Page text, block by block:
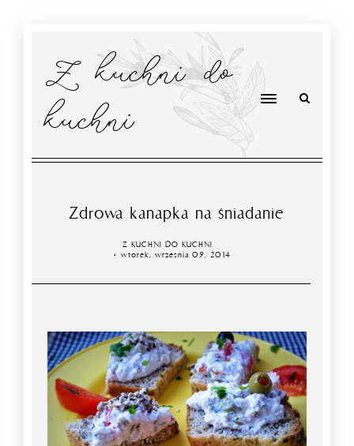
Z kuchni do
kuchni
Zdrowa kanapka na śniadanie
Z KUCHNI DO KUCHNI
wtorek, września 09, 2014